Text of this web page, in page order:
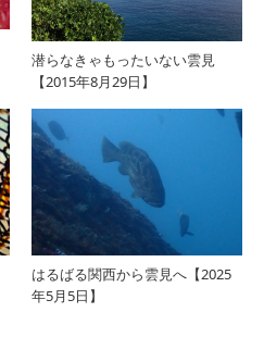
潜らなきゃもったいない雲見
【2015年8月29日】
はるばる関西から雲見へ【2025
年5月5日】